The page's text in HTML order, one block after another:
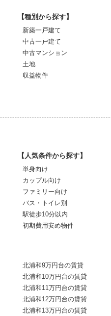
【種別から探す】
新築一戸建て
中古一戸建て
中古マンション
土地
収益物件
【人気条件から探す】
単身向け
カップル向け
ファミリー向け
バス・トイレ別
駅徒歩10分以内
初期費用安め物件
北浦和9万円台の賃貸
北浦和10万円台の賃貸
北浦和11万円台の賃貸
北浦和12万円台の賃貸
北浦和13万円台の賃貸